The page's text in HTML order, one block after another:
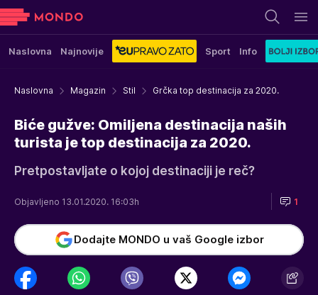
Naslovna Najnovije Sport Info
Naslovna Magazin Stil Grčka top destinacija za 2020.
Biće gužve: Omiljena destinacija naših
turista je top destinacija za 2020.
Pretpostavljate o kojoj destinaciji je reč?
Objavljeno 13.01.2020. 16:03h 1
Dodajte MONDO u vaš Google izbor